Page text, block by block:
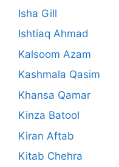
Isha Gill
Ishtiaq Ahmad
Kalsoom Azam
Kashmala Qasim
Khansa Qamar
Kinza Batool
Kiran Aftab
Kitab Chehra